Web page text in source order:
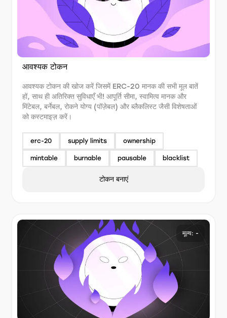
आवश्यक टोकन
आवश्यक टोकन की खोज करें जिसमें ERC-20 मानक की सभी मूल बातें
हों, साथ ही अतिरिक्त सुविधाएँ भी! आपूर्ति सीमा, स्वामित्व मानक और
मिंटेबल, बर्नेबल, रोकने योग्य (पॉज़ेबल) और ब्लैकलिस्ट जैसी विशेषताओं
को कस्टमाइज़ करें।
erc-20 supply limits ownership
mintable burnable pausable blacklist
टोकन बनाएं
मूल्य: -